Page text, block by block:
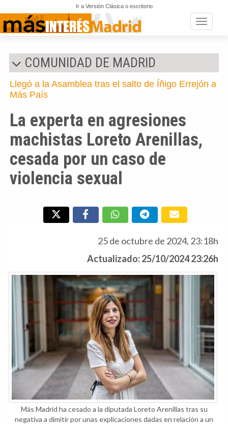
Ir a Versión Clásica o escritorio
Toggle
COMUNIDAD DE MADRID
Llegó a la Asamblea tras el salto de Íñigo Errejón a
Más País
La experta en agresiones
machistas Loreto Arenillas,
cesada por un caso de
violencia sexual
25 de octubre de 2024, 23:18h
Actualizado: 25/10/2024 23:26h
Más Madrid ha cesado a la diputada Loreto Arenillas tras su
negativa a dimitir por unas explicaciones dadas en relación a un